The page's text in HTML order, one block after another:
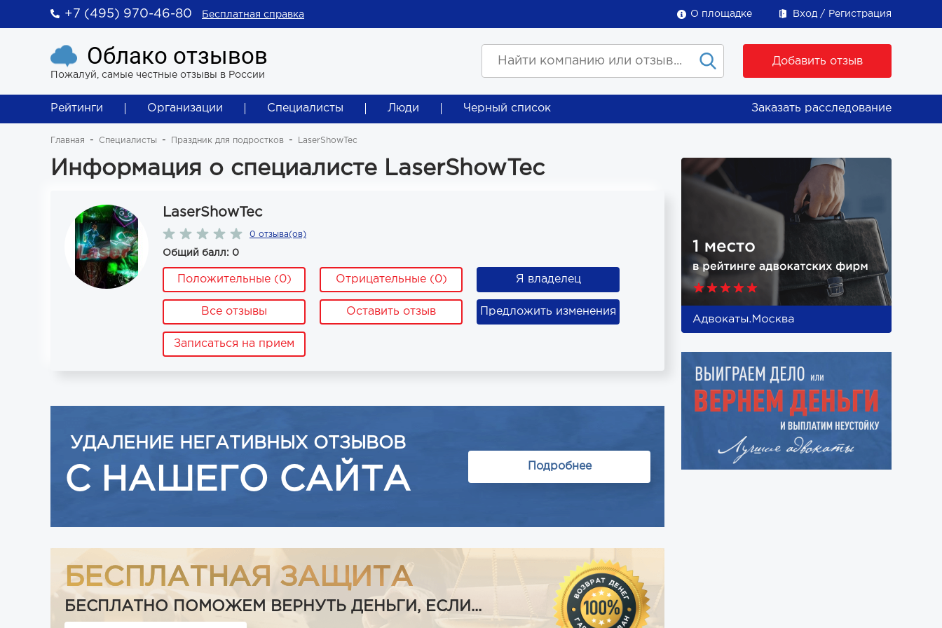
+7 (495) 970-46-80 Бесплатная справка О площадке Вход Регистрация
Облако отзывов
Пожалуй, самые честные отзывы в России
Добавить отзыв
Рейтинги Организации Специалисты Люди Черный список Заказать расследование
Главная Специалисты Праздник для подростков LaserShowTec
Информация о специалисте LaserShowTec
LaserShowTec
0 отзыва(ов)
Общий балл: 0
Положительные (0) Отрицательные (0) Я владелец
Все отзывы Оставить отзыв Предложить изменения
Записаться на прием
УДАЛЕНИЕ НЕГАТИВНЫХ ОТЗЫВОВ
С НАШЕГО САЙТА Подробнее
БЕСПЛАТНАЯ ЗАЩИТА
БЕСПЛАТНО ПОМОЖЕМ ВЕРНУТЬ ДЕНЬГИ, ЕСЛИ...